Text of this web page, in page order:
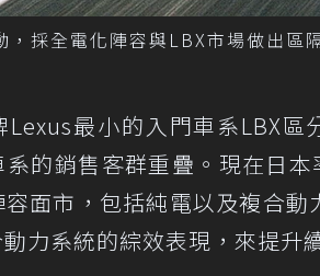
採全電化陣容與LBX市場做出區
Lexus最小的入門車系LBX
的銷售客群重疊。現在日本
面市，包括純電以及複合
力系統的綜效表現，來提升